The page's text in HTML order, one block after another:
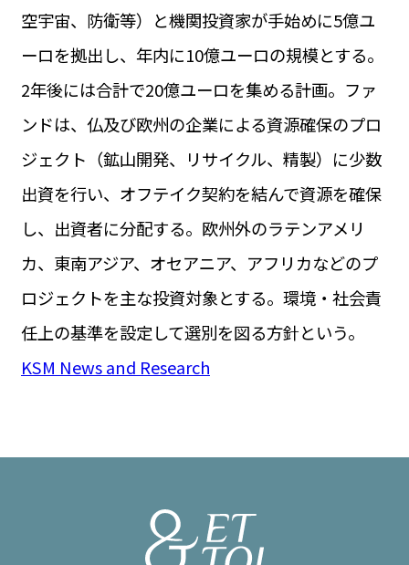
#フランス生活
#レシピ #ビューティー
#コスメ
#アルザス地方
#フランスの地方 #フロマージュ
#おでかけ
#歴史
#お菓子 #SDGs #アート #車生活
空宇宙、防衛等）と機関投資家が手始めに5億ユ
ーロを拠出し、年内に10億ユーロの規模とする。
2年後には合計で20億ユーロを集める計画。ファ
ンドは、仏及び欧州の企業による資源確保のプロ
ジェクト（鉱山開発、リサイクル、精製）に少数
出資を行い、オフテイク契約を結んで資源を確保
し、出資者に分配する。欧州外のラテンアメリ
カ、東南アジア、オセアニア、アフリカなどのプ
ロジェクトを主な投資対象とする。環境・社会責
任上の基準を設定して選別を図る方針という。
KSM News and Research